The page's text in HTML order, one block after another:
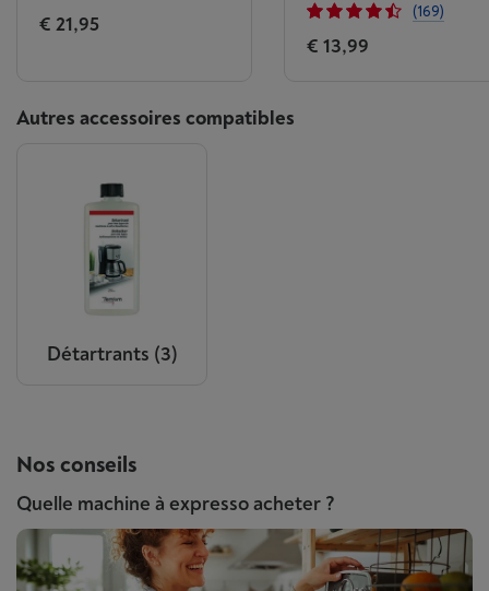
€ 21,95
(169)
€ 13,99
Autres accessoires compatibles
Détartrants (3)
Nos conseils
Quelle machine à expresso acheter ?